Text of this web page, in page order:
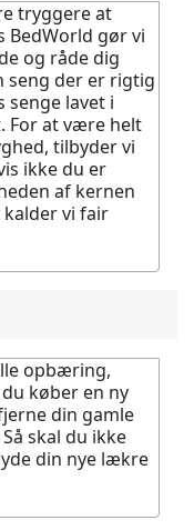
tryggere at
BedWorld gør vi
og råde dig
seng der er rigtig
senge lavet i
For at være helt
tilbyder vi
ikke du er
af kernen
vi fair
opbæring,
køber en ny
din gamle
skal du ikke
din nye lækre